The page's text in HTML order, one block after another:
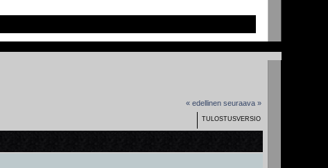
« edellinen seuraava »
TULOSTUSVERSIO